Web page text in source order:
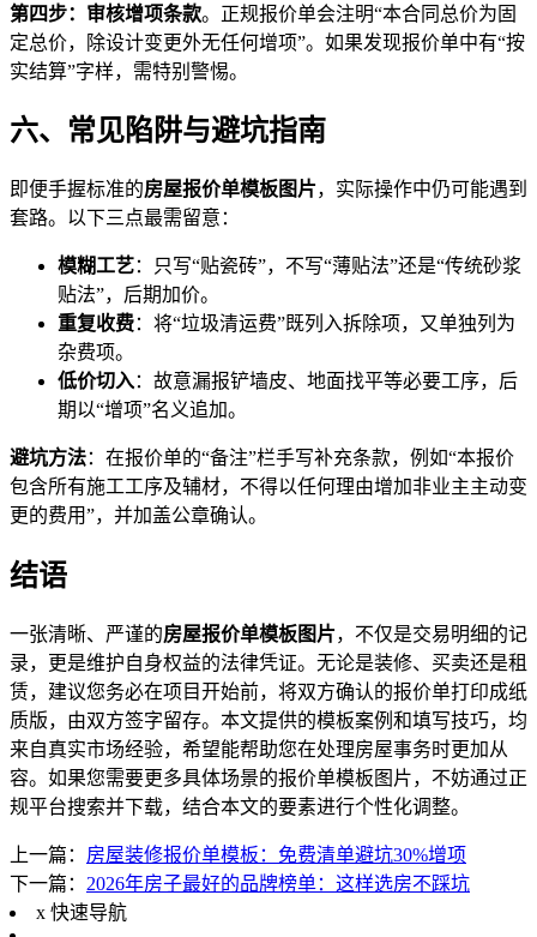
第四步：审核增项条款。正规报价单会注明“本合同总价为固
定总价，除设计变更外无任何增项”。如果发现报价单中有“按
实结算”字样，需特别警惕。
六、常见陷阱与避坑指南
即便手握标准的房屋报价单模板图片，实际操作中仍可能遇到
套路。以下三点最需留意：
模糊工艺：只写“贴瓷砖”，不写“薄贴法”还是“传统砂浆
贴法”，后期加价。
重复收费：将“垃圾清运费”既列入拆除项，又单独列为
杂费项。
低价切入：故意漏报铲墙皮、地面找平等必要工序，后
期以“增项”名义追加。
避坑方法：在报价单的“备注”栏手写补充条款，例如“本报价
包含所有施工工序及辅材，不得以任何理由增加非业主主动变
更的费用”，并加盖公章确认。
结语
一张清晰、严谨的房屋报价单模板图片，不仅是交易明细的记
录，更是维护自身权益的法律凭证。无论是装修、买卖还是租
赁，建议您务必在项目开始前，将双方确认的报价单打印成纸
质版，由双方签字留存。本文提供的模板案例和填写技巧，均
来自真实市场经验，希望能帮助您在处理房屋事务时更加从
容。如果您需要更多具体场景的报价单模板图片，不妨通过正
规平台搜索并下载，结合本文的要素进行个性化调整。
上一篇： 房屋装修报价单模板：免费清单避坑30%增项
下一篇： 2026年房子最好的品牌榜单：这样选房不踩坑
x 快速导航